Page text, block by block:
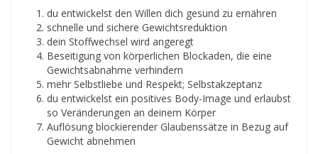
du entwickelst den Willen dich gesund zu ernähren
schnelle und sichere Gewichtsreduktion
dein Stoffwechsel wird angeregt
Beseitigung von körperlichen Blockaden, die eine
Gewichtsabnahme verhindern
mehr Selbstliebe und Respekt; Selbstakzeptanz
du entwickelst ein positives Body-Image und erlaubst
so Veränderungen an deinem Körper
Auflösung blockierender Glaubenssätze in Bezug auf
Gewicht abnehmen